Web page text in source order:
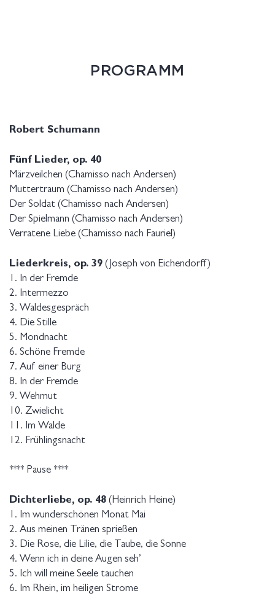
PROGRAMM
Robert Schumann
Fünf Lieder, op. 40
Märzveilchen (Chamisso nach Andersen)
Muttertraum (Chamisso nach Andersen)
Der Soldat (Chamisso nach Andersen)
Der Spielmann (Chamisso nach Andersen)
Verratene Liebe (Chamisso nach Fauriel)
Liederkreis, op. 39 (Joseph von Eichendorff)
1. In der Fremde
2. Intermezzo
3. Waldesgespräch
4. Die Stille
5. Mondnacht
6. Schöne Fremde
7. Auf einer Burg
8. In der Fremde
9. Wehmut
10. Zwielicht
11. Im Walde
12. Frühlingsnacht
**** Pause ****
Dichterliebe, op. 48 (Heinrich Heine)
1. Im wunderschönen Monat Mai
2. Aus meinen Tränen sprießen
3. Die Rose, die Lilie, die Taube, die Sonne
4. Wenn ich in deine Augen seh’
5. Ich will meine Seele tauchen
6. Im Rhein, im heiligen Strome